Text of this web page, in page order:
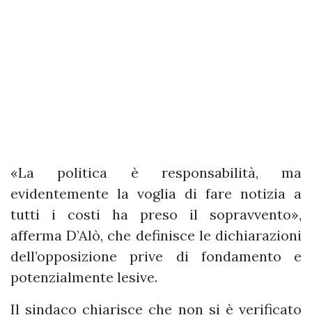
«La politica è responsabilità, ma
evidentemente la voglia di fare notizia a
tutti i costi ha preso il sopravvento»,
afferma D’Alò, che definisce le dichiarazioni
dell’opposizione prive di fondamento e
potenzialmente lesive.
Il sindaco chiarisce che non si è verificato